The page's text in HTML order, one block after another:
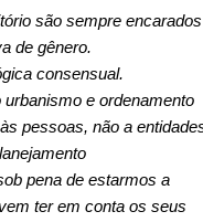
são sempre encarados
de gênero.
consensual.
e ordenamento
pessoas, não a
pena de estarmos a
ter em conta os seus